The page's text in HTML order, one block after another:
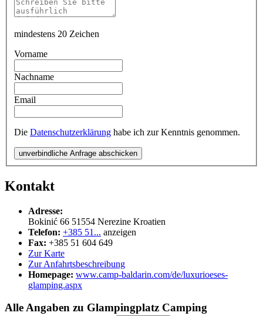
mindestens 20 Zeichen
Vorname
Nachname
Email
Die Datenschutzerklärung habe ich zur Kenntnis genommen.
unverbindliche Anfrage abschicken
Kontakt
Adresse:
Bokinić 66 51554 Nerezine Kroatien
Telefon: +385 51... anzeigen
Fax: +385 51 604 649
Zur Karte
Zur Anfahrtsbeschreibung
Homepage: www.camp-baldarin.com/de/luxurioeses-
glamping.aspx
Alle Angaben zu Glampingplatz Camping